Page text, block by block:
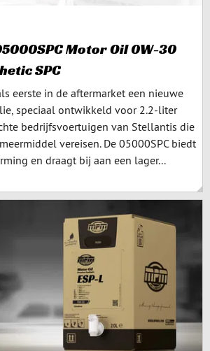
Motor Oil 0W-30
SPC
eerste in de aftermarket een nieuwe
speciaal ontwikkeld voor 2.2-liter
bedrijfsvoertuigen van Stellantis die
vereisen. De 05000SPC biedt
en draagt bij aan een lager...